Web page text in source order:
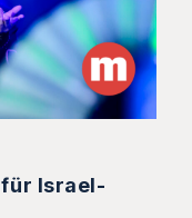
für Israel-